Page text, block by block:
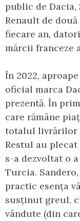
public de Dacia,
Renault de
fiecare an,
mărcii franceze
În 2022,
oficial marca
prezentă. În
care rămâne
totalul livrărilor
Restul au
s-a dezvoltat o
Turcia.
practic esența
susținut greul,
vândute (din